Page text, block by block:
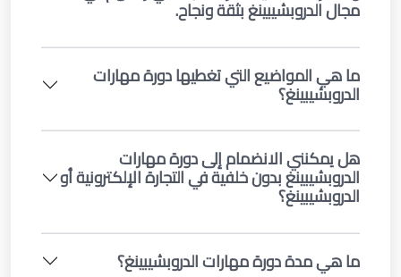
مجال الدروبشيبينغ بثقة ونجاح.
ما هي المواضيع التي تغطيها دورة مهارات
الدروبشيبينغ؟
هل يمكنني الانضمام إلى دورة مهارات
الدروبشيبينغ بدون خلفية في التجارة الإلكترونية أو
الدروبشيبينغ؟
ما هي مدة دورة مهارات الدروبشيبينغ؟